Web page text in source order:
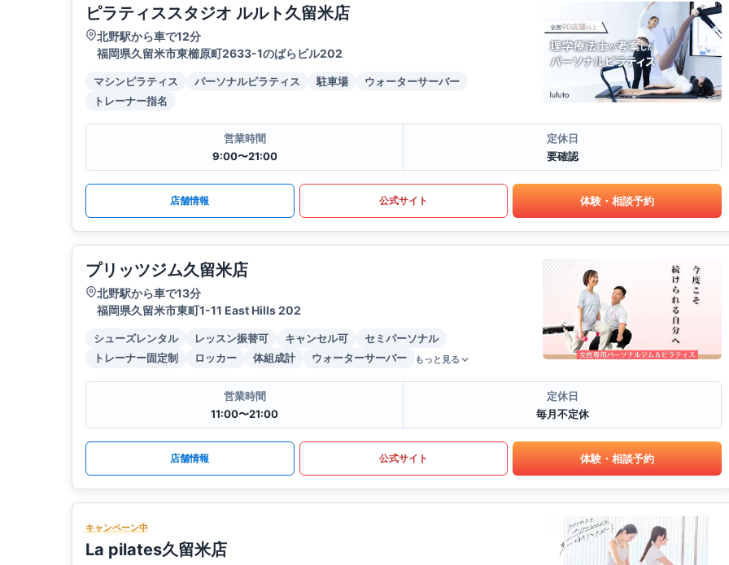
ピラティススタジオ ルルト久留米店
北野駅から車で12分
福岡県久留米市東櫛原町2633-1のばらビル202
マシンピラティス パーソナルピラティス 駐車場
ウォーターサーバー
トレーナー指名
営業時間
9:00〜21:00
定休日
要確認
店舗情報 公式サイト 体験・相談予約
プリッツジム久留米店
北野駅から車で13分
福岡県久留米市東町1-11 East Hills 202
シューズレンタル レッスン振替可 キャンセル可
セミパーソナル
トレーナー固定制
ロッカー 体組成計 ウォーターサーバー もっと見る
営業時間
11:00〜21:00
定休日
毎月不定休
店舗情報 公式サイト 体験・相談予約
キャンペーン中
La pilates久留米店